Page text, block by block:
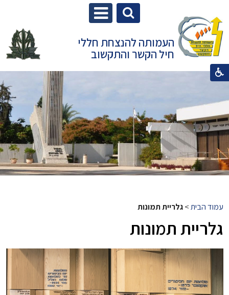
העמותה להנצחת חללי
חיל הקשר והתקשוב
עמוד הבית>גלריית תמונות
גלריית תמונות